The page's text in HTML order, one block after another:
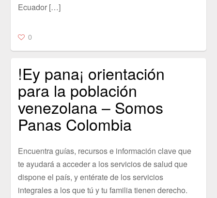
Ecuador […]
0
!Ey pana¡ orientación
para la población
venezolana – Somos
Panas Colombia
Encuentra guías, recursos e información clave que
te ayudará a acceder a los servicios de salud que
dispone el país, y entérate de los servicios
integrales a los que tú y tu familia tienen derecho.